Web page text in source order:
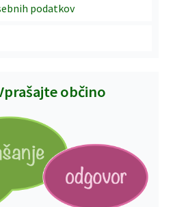
podatkov
občino